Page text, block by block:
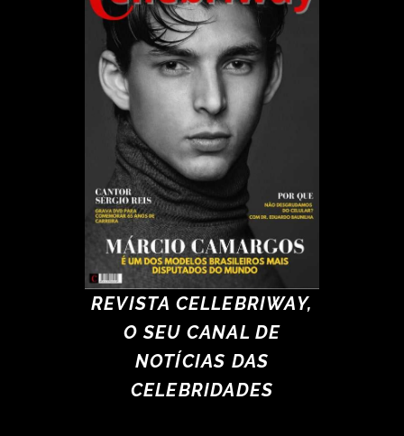
REVISTA CELLEBRIWAY,
O SEU CANAL DE
NOTÍCIAS DAS
CELEBRIDADES